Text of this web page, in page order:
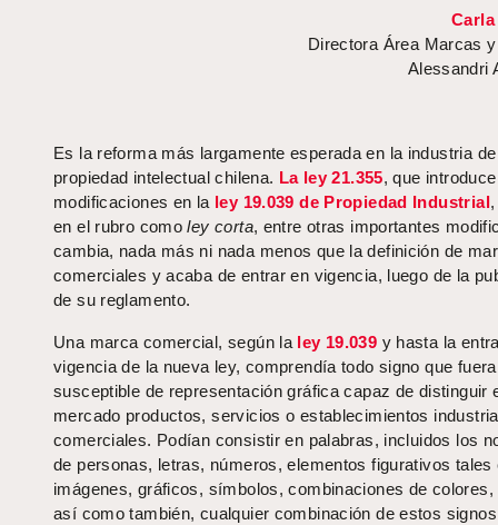
Directora Área Marcas
Alessandri
Es la reforma más largamente esperada en la industria
propiedad intelectual chilena. La ley 21.355, que introduce
modificaciones en la ley 19.039 de Propiedad Industrial,
en el rubro comoley corta, entre otras importantes
cambia, nada más ni nada menos que la definición de
comerciales y acaba de entrar en vigencia, luego de la
de su reglamento.
Una marca comercial, según la ley 19.039 y hasta la
vigencia de la nueva ley, comprendía todo signo que fuera
susceptible de representación gráfica capaz de distinguir
mercado productos, servicios o establecimientos
comerciales. Podían consistir en palabras, incluidos los
de personas, letras, números, elementos figurativos tales
imágenes, gráficos, símbolos, combinaciones de colores,
así como también, cualquier combinación de estos